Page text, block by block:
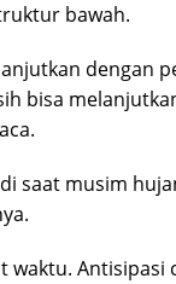
bawah.
dengan
bisa
saat musim
waktu. Antisipasi